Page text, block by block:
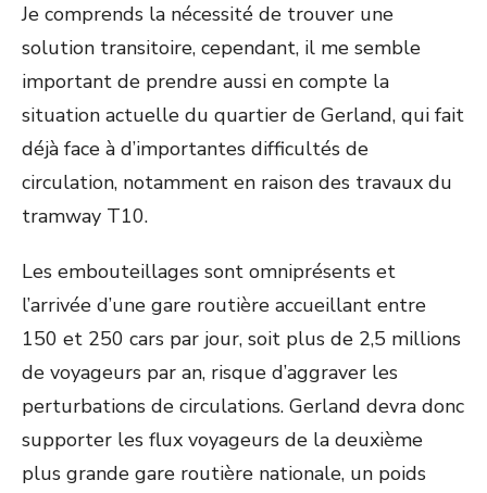
Je comprends la nécessité de trouver une
solution transitoire, cependant, il me semble
important de prendre aussi en compte la
situation actuelle du quartier de Gerland, qui fait
déjà face à d’importantes difficultés de
circulation, notamment en raison des travaux du
tramway T10.
Les embouteillages sont omniprésents et
l’arrivée d’une gare routière accueillant entre
150 et 250 cars par jour, soit plus de 2,5 millions
de voyageurs par an, risque d’aggraver les
perturbations de circulations. Gerland devra donc
supporter les flux voyageurs de la deuxième
plus grande gare routière nationale, un poids